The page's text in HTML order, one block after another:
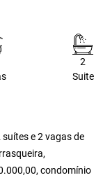
2
Suite
e 2 vagas de
condomínio